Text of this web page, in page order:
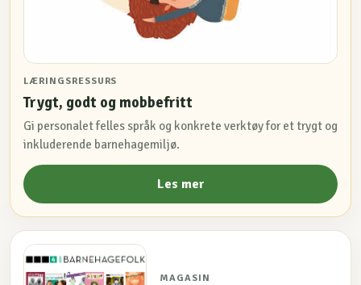
LÆRINGSRESSURS
Trygt, godt og mobbefritt
Gi personalet felles språk og konkrete verktøy for et trygt og
inkluderende barnehagemiljø.
Les mer
MAGASIN